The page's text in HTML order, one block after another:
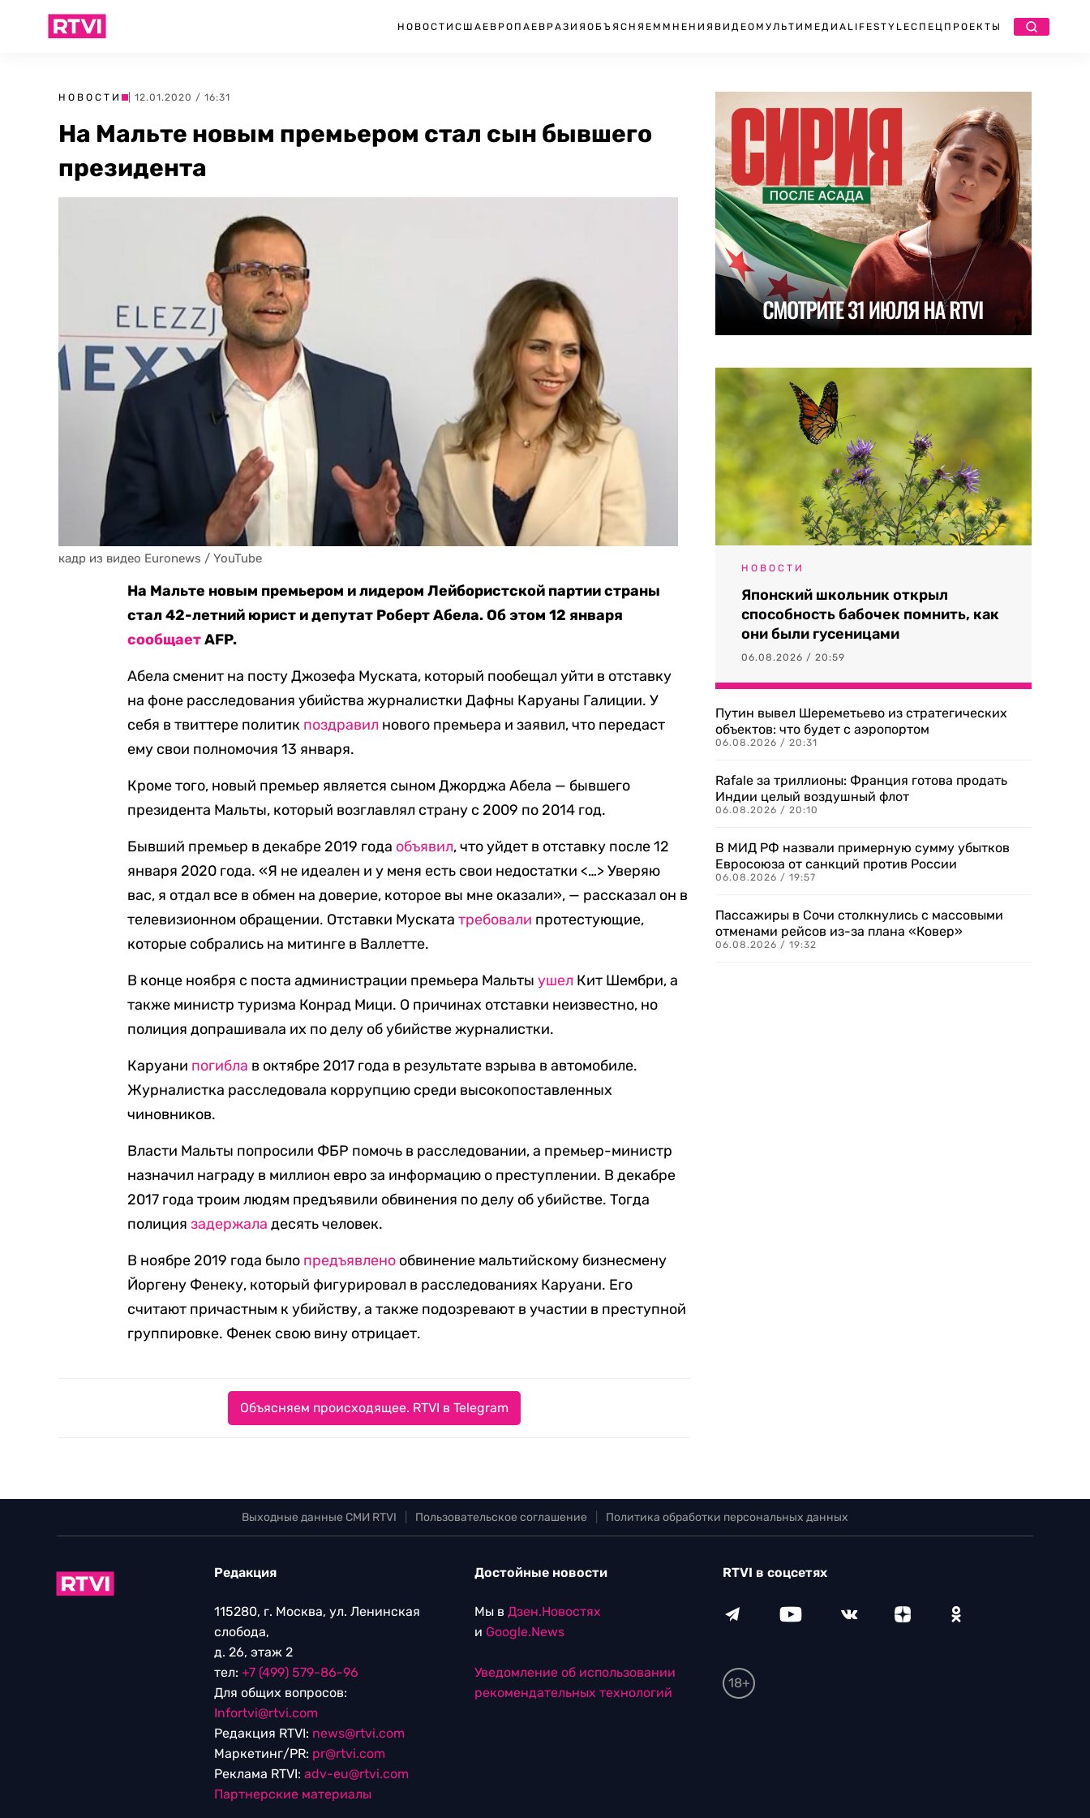
НОВОСТИ США ЕВРОПА ЕВРАЗИЯ ОБЪЯСНЯЕМ МНЕНИЯ ВИДЕО МУЛЬТИМЕДИА LIFESTYLEСПЕЦПРОЕКТЫ
НОВОСТИ | 12.01.2020 / 16:31
На Мальте новым премьером стал сын бывшего
президента
кадр из видео Euronews / YouTube
На Мальте новым премьером и лидером Лейбористской партии страны
стал 42-летний юрист и депутат Роберт Абела. Об этом 12 января
сообщаетAFP.
Абела сменит на посту Джозефа Муската, который пообещал уйти в отставку
на фоне расследования убийства журналистки Дафны Каруаны Галиции. У
себя в твиттере политик поздравил нового премьера и заявил, что передаст
ему свои полномочия 13 января.
Кроме того, новый премьер является сыном Джорджа Абела — бывшего
президента Мальты, который возглавлял страну с 2009 по 2014 год.
Бывший премьер в декабре 2019 года объявил, что уйдет в отставку после 12
января 2020 года. «Я не идеален и у меня есть свои недостатки <…> Уверяю
вас, я отдал все в обмен на доверие, которое вы мне оказали», — рассказал он в
телевизионном обращении. Отставки Мускататребовали протестующие,
которые собрались на митинге в Валлетте.
В конце ноября с поста администрации премьера Мальтыушел Кит Шембри, а
также министр туризма Конрад Мици. О причинах отставки неизвестно, но
полиция допрашивала их по делу об убийстве журналистки.
Каруани погибла в октябре 2017 года в результате взрыва в автомобиле.
Журналистка расследовала коррупцию среди высокопоставленных
чиновников.
Власти Мальты попросили ФБР помочь в расследовании, а премьер-министр
назначил награду в миллион евро за информацию о преступлении. В декабре
2017 года троим людям предъявили обвинения по делу об убийстве. Тогда
полициязадержала десять человек.
В ноябре 2019 года было предъявлено обвинение мальтийскому бизнесмену
Йоргену Фенеку, который фигурировал в расследованиях Каруани. Его
считают причастным к убийству, а также подозревают в участии в преступной
группировке. Фенек свою вину отрицает.
Объясняем происходящее. RTVI в Telegram
НОВОСТИ
Японский школьник открыл
способность бабочек помнить, как
они были гусеницами
06.08.2026 / 20:59
Путин вывел Шереметьево из стратегических
объектов: что будет с аэропортом
06.08.2026 / 20:31
Rafale за триллионы: Франция готова продать
Индии целый воздушный флот
06.08.2026 / 20:10
В МИД РФ назвали примерную сумму убытков
Евросоюза от санкций против России
06.08.2026 / 19:57
Пассажиры в Сочи столкнулись с массовыми
отменами рейсов из-за плана «Ковер»
06.08.2026 / 19:32
Выходные данные СМИ RTVI Пользовательское соглашение Политика обработки персональных данных
Редакция
115280, г. Москва, ул. Ленинская
слобода,
д. 26, этаж 2
тел: +7 (499) 579-86-96
Для общих вопросов:
Infortvi@rtvi.com
Редакция RTVI: news@rtvi.com
Маркетинг/PR: pr@rtvi.com
Реклама RTVI: adv-eu@rtvi.com
Партнерские материалы
Достойные новости
Мы в Дзен.Новостях
и Google.News
Уведомление об использовании
рекомендательных технологий
RTVI в соцсетях
18+